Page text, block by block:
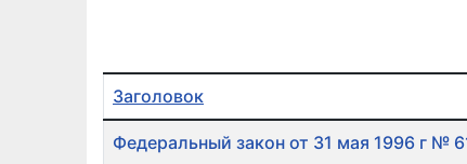
Список материалов
Заголовок
Федеральный закон от 31 мая 1996 г №